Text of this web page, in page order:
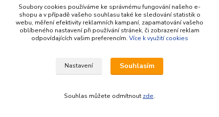
Skvělé hodnocení na Heureka
Odstoupeni od smlouvy
Soubory cookies používáme ke správnému fungování našeho e-
shopu a v případě vašeho souhlasu také ke sledování statistik o
webu, měření efektivity reklamních kampaní, zapamatování vašeho
oblíbeného nastavení při používání stránek, či zobrazení reklam
odpovídajících vašim preferencím. Více k využití cookies
Nastavení Souhlasím
Souhlas můžete odmítnout zde.